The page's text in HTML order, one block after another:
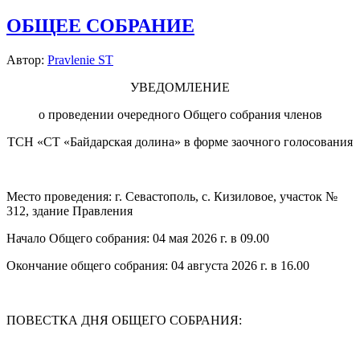
ОБЩЕЕ СОБРАНИЕ
Автор: Pravlenie ST
УВЕДОМЛЕНИЕ
о проведении очередного Общего собрания членов
ТСН «СТ «Байдарская долина» в форме заочного голосования
Место проведения: г. Севастополь, с. Кизиловое, участок №
312, здание Правления
Начало Общего собрания: 04 мая 2026 г. в 09.00
Окончание общего собрания: 04 августа 2026 г. в 16.00
ПОВЕСТКА ДНЯ ОБЩЕГО СОБРАНИЯ: